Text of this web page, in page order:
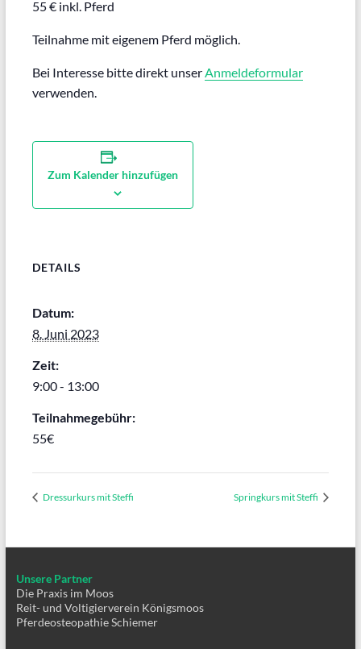
55 € inkl. Pferd
Teilnahme mit eigenem Pferd möglich.
Bei Interesse bitte direkt unserAnmeldeformular
verwenden.
Zum Kalender hinzufügen
DETAILS
Datum:
8. Juni 2023
Zeit:
9:00 - 13:00
Teilnahmegebühr:
55€
Dressurkurs mit Steffi Springkurs mit Steffi
Unsere Partner
Die Praxis im Moos
Reit- und Voltigierverein Königsmoos
Pferdeosteopathie Schiemer